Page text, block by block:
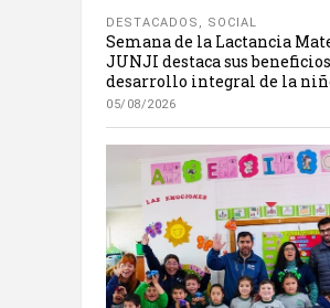
DESTACADOS SOCIAL
Semana de la Lactancia
JUNJI destaca sus
desarrollo integral de la
05/08/2026